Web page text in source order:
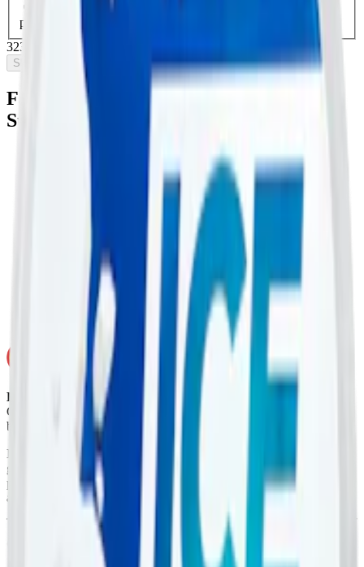
877,50 kr
pack
323,95 kr
11-pack
Slut i lager
Fakta om Greatest Cold Dry 16 mg 5
Starkt Vitt Snus
Premium Pouch Finland Oy
starkt vitt snus
Format/storlek:
kall mint
Ej för personer under 18 år.
Greatest Cold Dry 16 mg innehåller nikotin som är ett mycket
beroendeframkallande ämne.
Ingredienser:
cellulosa, vatten, stabiliseringsmedel (E422,
glycerol), aromer, fuktighetsbevarande medel (E1520,
propylenglykol), nikotin, salt, sötningsmedel (E955, sukralos),
antioxidationsmedel (E330, citronsyra) samt mentol.
Om Greatest Cold Dry 16 mg 5